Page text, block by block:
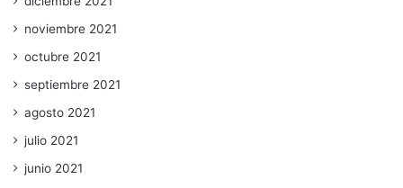
noviembre 2021
octubre 2021
septiembre 2021
agosto 2021
julio 2021
junio 2021